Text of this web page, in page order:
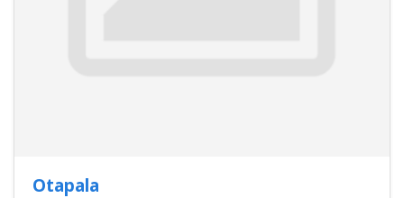
Otapala